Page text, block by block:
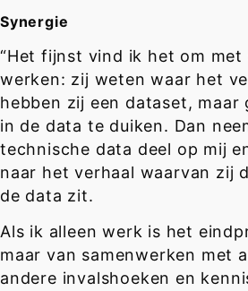
Synergie
“Het fijnst vind ik het om met
werken: zij weten waar het
hebben zij een dataset, maar
in de data te duiken. Dan
technische data deel op mij
naar het verhaal waarvan zij
de data zit.
Als ik alleen werk is het
maar van samenwerken met
andere invalshoeken en